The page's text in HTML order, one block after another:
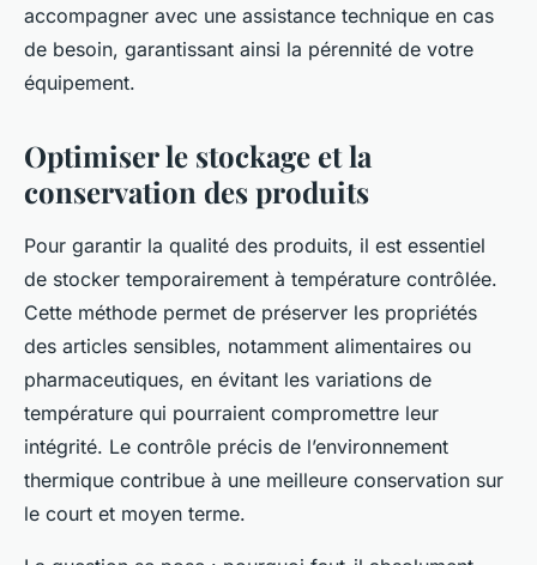
accompagner avec une assistance technique en cas
de besoin, garantissant ainsi la pérennité de votre
équipement.
Optimiser le stockage et la
conservation des produits
Pour garantir la qualité des produits, il est essentiel
de stocker temporairement à température contrôlée.
Cette méthode permet de préserver les propriétés
des articles sensibles, notamment alimentaires ou
pharmaceutiques, en évitant les variations de
température qui pourraient compromettre leur
intégrité. Le contrôle précis de l’environnement
thermique contribue à une meilleure conservation sur
le court et moyen terme.